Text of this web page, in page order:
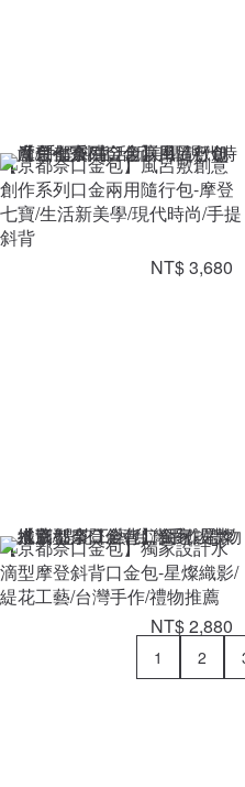
【京都奈口金包】風呂敷創意
創作系列口金兩用隨行包-摩登
七寶/生活新美學/現代時尚/手提
斜背
NT$ 3,680
【京都奈口金包】獨家設計水
滴型摩登斜背口金包-星燦織影/
緹花工藝/台灣手作/禮物推薦
NT$ 2,880
1 2